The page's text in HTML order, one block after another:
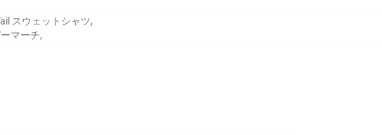
スウェットシャツ,
マーチ,